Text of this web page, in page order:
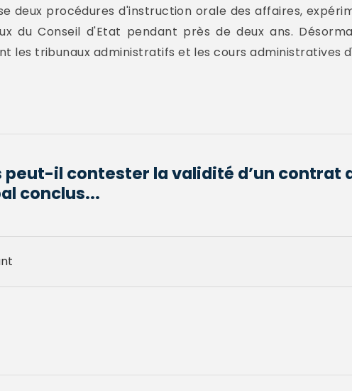
deux procédures d'instruction orale des affaires,
du Conseil d'Etat pendant près de deux ans.
les tribunaux administratifs et les cours administratives
peut-il contester la validité d’un
conclus...